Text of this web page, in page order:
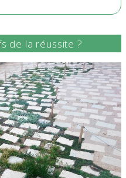
de la réussite ?